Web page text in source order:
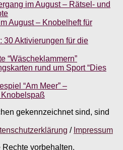
im August – Rätsel- und
August – Knobelheft für
30 Aktivierungen für die
“Wäscheklammern”
rund um Sport “Dies
“Am Meer” –
gekennzeichnet sind, sind
/ Impressum
vorbehalten.